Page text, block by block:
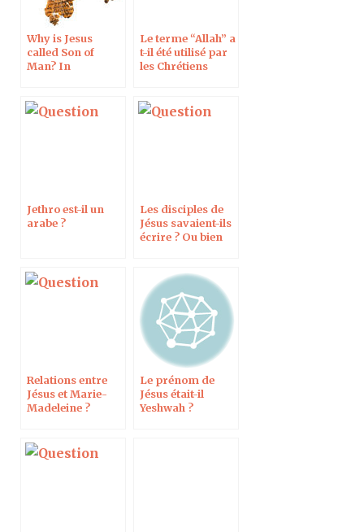
Why is Jesus
called Son of
Man? In
Le terme “Allah” a
t-il été utilisé par
les Chrétiens
Jethro est-il un
arabe ?
Les disciples de
Jésus savaient-ils
écrire ? Ou bien
enseignements à
l’oral ?
Relations entre
Jésus et Marie-
Madeleine ?
Le prénom de
Jésus était-il
Yeshwah ?